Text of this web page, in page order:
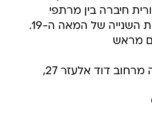
חיברה בין מרתפי
השנייה של המאה ה-19.
מראש
איפה? הכניסה למנהרה מרחוב דוד אלעזר 27,